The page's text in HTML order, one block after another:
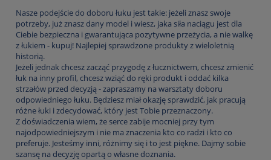
Nasze podejście do doboru łuku jest takie: jeżeli znasz swoje
potrzeby, już znasz dany model i wiesz, jaka siła naciągu jest dla
Ciebie bezpieczna i gwarantująca pozytywne przeżycia, a nie walkę
z łukiem - kupuj! Najlepiej sprawdzone produkty z wieloletnią
historią.
Jeżeli jednak chcesz zacząć przygodę z łucznictwem, chcesz zmienić
łuk na inny profil, chcesz wziąć do ręki produkt i oddać kilka
strzałów przed decyzją - zapraszamy na warsztaty doboru
odpowiedniego łuku. Będziesz miał okazję sprawdzić, jak pracują
różne łuki i zdecydować, który jest Tobie przeznaczony.
Z doświadczenia wiem, że serce zabije mocniej przy tym
najodpowiedniejszym i nie ma znaczenia kto co radzi i kto co
preferuje. Jesteśmy inni, różnimy się i to jest piękne. Dajmy sobie
szansę na decyzję opartą o własne doznania.